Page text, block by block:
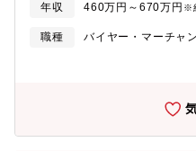
カタログ名をすべて統一し、
り添い続けてきた自信と誇り
さらに身近に感じていただけ
有し、オリジナル商品を企画
加しブランド情報を収集する③
ち会い④番組終了後、コーディ
記録し、スタイリストと共有
デル人数等）を演出企画担当
属部署】クリエイティブプロ
年収 460万円～670万円 ※
職種
バイヤー・マーチャ